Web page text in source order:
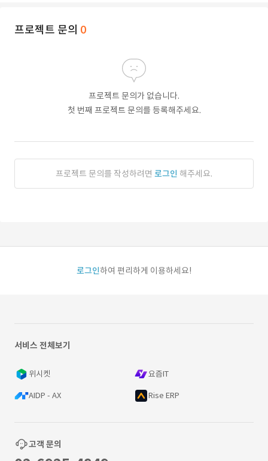
프로젝트 문의 0
프로젝트 문의가 없습니다.
첫 번째 프로젝트 문의를 등록해주세요.
프로젝트 문의를 작성하려면 로그인 해주세요.
로그인하여 편리하게 이용하세요!
서비스 전체보기
위시켓 요즘IT
AIDP - AX Rise ERP
고객 문의